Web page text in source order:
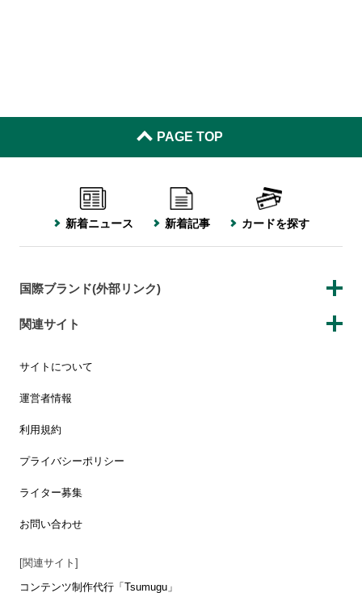
PAGE TOP
新着ニュース 新着記事 カードを探す
国際ブランド(外部リンク)
関連サイト
サイトについて
運営者情報
利用規約
プライバシーポリシー
ライター募集
お問い合わせ
[関連サイト]
コンテンツ制作代行「Tsumugu」